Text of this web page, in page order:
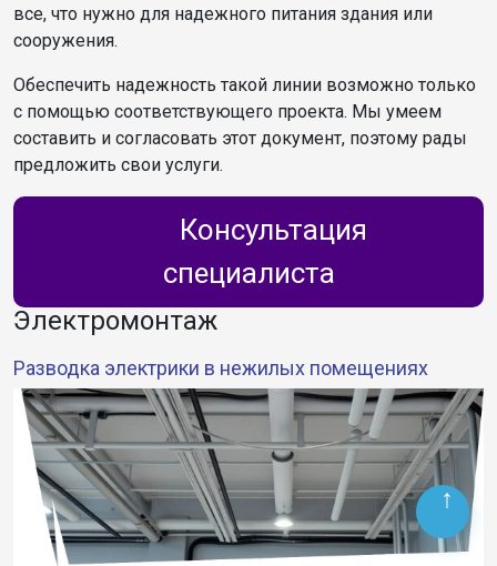
все, что нужно для надежного питания здания или
сооружения.
Обеспечить надежность такой линии возможно только
с помощью соответствующего проекта. Мы умеем
составить и согласовать этот документ, поэтому рады
предложить свои услуги.
Консультация
специалиста
Электромонтаж
Разводка электрики в нежилых помещениях